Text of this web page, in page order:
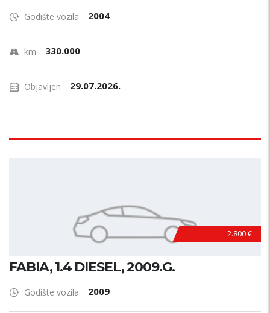
Godište vozila 2004
km 330.000
Objavljen 29.07.2026.
2.800 €
FABIA, 1.4 DIESEL, 2009.G.
Godište vozila 2009